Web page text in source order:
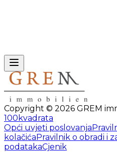
Copyright © 2026 GREM
100kvadrata
Opći uvjeti poslovanja
kolačićaPravilnik o obradi i
podatakaCjenik